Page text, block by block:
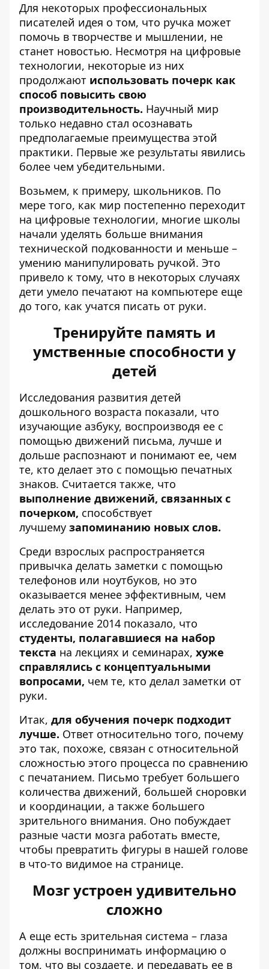
Для некоторых профессиональных
писателей идея о том, что ручка может
помочь в творчестве и мышлении, не
станет новостью. Несмотря на цифровые
технологии, некоторые из них
продолжают использовать почерк как
способ повысить свою
производительность. Научный мир
только недавно стал осознавать
предполагаемые преимущества этой
практики. Первые же результаты явились
более чем убедительными.
Возьмем, к примеру, школьников. По
мере того, как мир постепенно переходит
на цифровые технологии, многие школы
начали уделять больше внимания
технической подкованности и меньше –
умению манипулировать ручкой. Это
привело к тому, что в некоторых случаях
дети умело печатают на компьютере еще
до того, как учатся писать от руки.
Тренируйте память и
умственные способности у
детей
Исследования развития детей
дошкольного возраста показали, что
изучающие азбуку, воспроизводя ее с
помощью движений письма, лучше и
дольше распознают и понимают ее, чем
те, кто делает это с помощью печатных
знаков. Считается также, что
выполнение движений, связанных с
почерком, способствует
лучшему запоминанию новых слов.
Среди взрослых распространяется
привычка делать заметки с помощью
телефонов или ноутбуков, но это
оказывается менее эффективным, чем
делать это от руки. Например,
исследование 2014 показало, что
студенты, полагавшиеся на набор
текста на лекциях и семинарах, хуже
справлялись с концептуальными
вопросами, чем те, кто делал заметки от
руки.
Итак, для обучения почерк подходит
лучше. Ответ относительно того, почему
это так, похоже, связан с относительной
сложностью этого процесса по сравнению
с печатанием. Письмо требует большего
количества движений, большей сноровки
и координации, а также большего
зрительного внимания. Оно побуждает
разные части мозга работать вместе,
чтобы превратить фигуры в нашей голове
в что-то видимое на странице.
Мозг устроен удивительно
сложно
А еще есть зрительная система – глаза
должны воспринимать информацию о
том, что вы создаете, и передавать ее в